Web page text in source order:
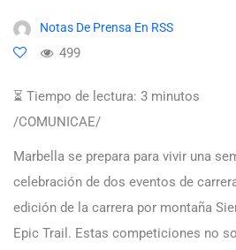
Notas De Prensa En RSS
499
⏳ Tiempo de lectura: 3 minutos
/COMUNICAE/
Marbella se prepara para vivir una
celebración de dos eventos de
edición de la carrera por montaña
Epic Trail. Estas competiciones no